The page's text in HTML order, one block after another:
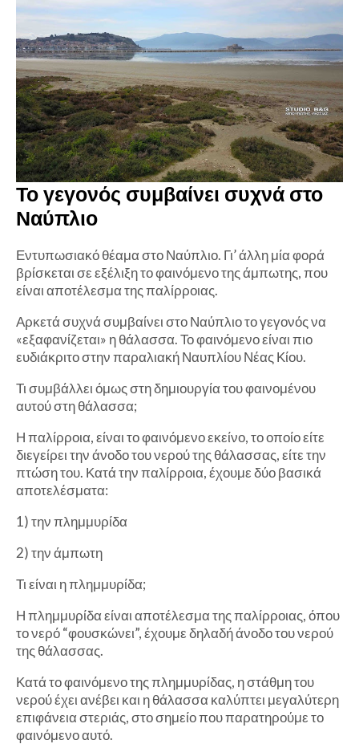
Το γεγονός συμβαίνει συχνά στο
Ναύπλιο
Εντυπωσιακό θέαμα στο Ναύπλιο. Γι’ άλλη μία φορά
βρίσκεται σε εξέλιξη το φαινόμενο της άμπωτης, που
είναι αποτέλεσμα της παλίρροιας.
Αρκετά συχνά συμβαίνει στο Ναύπλιο το γεγονός να
«εξαφανίζεται» η θάλασσα. Το φαινόμενο είναι πιο
ευδιάκριτο στην παραλιακή Ναυπλίου Νέας Κίου.
Τι συμβάλλει όμως στη δημιουργία του φαινομένου
αυτού στη θάλασσα;
Η παλίρροια, είναι το φαινόμενο εκείνο, το οποίο είτε
διεγείρει την άνοδο του νερού της θάλασσας, είτε την
πτώση του. Κατά την παλίρροια, έχουμε δύο βασικά
αποτελέσματα:
1) την πλημμυρίδα
2) την άμπωτη
Τι είναι η πλημμυρίδα;
Η πλημμυρίδα είναι αποτέλεσμα της παλίρροιας, όπου
το νερό “φουσκώνει”, έχουμε δηλαδή άνοδο του νερού
της θάλασσας.
Κατά το φαινόμενο της πλημμυρίδας, η στάθμη του
νερού έχει ανέβει και η θάλασσα καλύπτει μεγαλύτερη
επιφάνεια στεριάς, στο σημείο που παρατηρούμε το
φαινόμενο αυτό.